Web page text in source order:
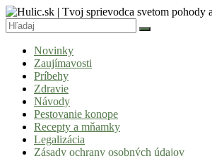
Skip
to
content
Tvoj
sprievodca
svetom
pohody
Novinky
Zaujímavosti
Príbehy
Zdravie
Návody
Pestovanie konope
Recepty a mňamky
Legalizácia
Zásady ochrany osobných údajov